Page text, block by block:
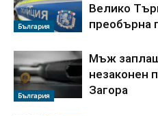
България
Велико
преобърна
България
Мъж
незаконен
Загора